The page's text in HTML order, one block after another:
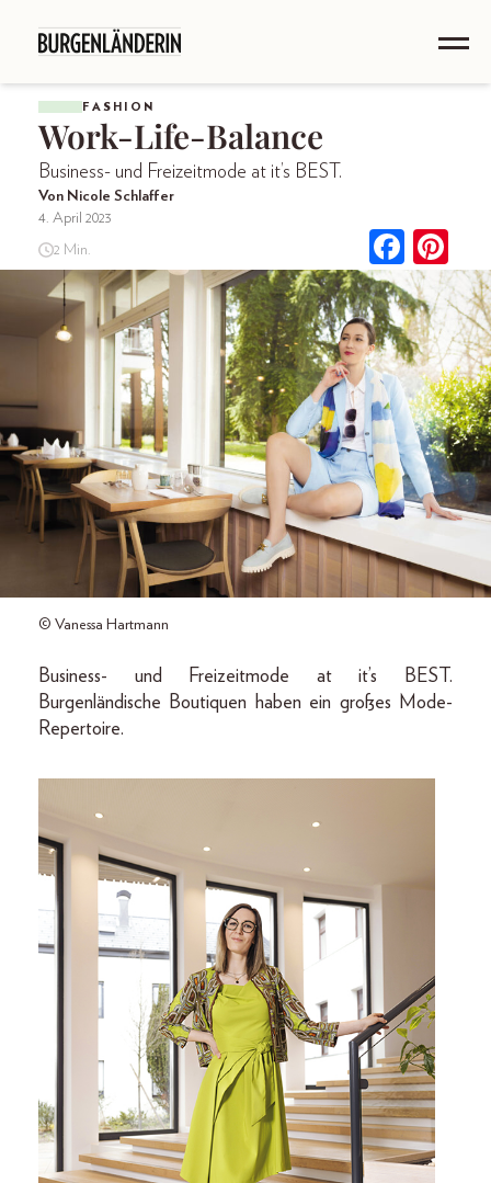
FASHION
Work-Life-Balance
Business- und Freizeitmode at it’s BEST.
Von Nicole Schlaffer
4. April 2023
2 Min.
© Vanessa Hartmann
Business- und Freizeitmode at it’s BEST.
Burgenländische Boutiquen haben ein großes Mode-
Repertoire.